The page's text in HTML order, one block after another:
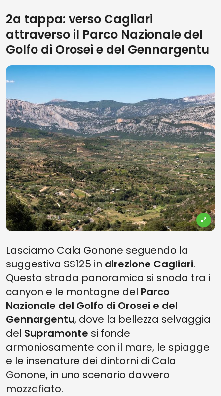
2a tappa: verso Cagliari
attraverso il Parco Nazionale del
Golfo di Orosei e del Gennargentu
Lasciamo Cala Gonone seguendo la
suggestiva SS125 in direzione Cagliari.
Questa strada panoramica si snoda tra i
canyon e le montagne del Parco
Nazionale del Golfo di Orosei e del
Gennargentu, dove la bellezza selvaggia
del Supramonte si fonde
armoniosamente con il mare, le spiagge
e le insenature dei dintorni di Cala
Gonone, in uno scenario davvero
mozzafiato.